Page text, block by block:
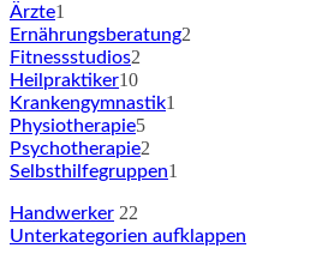
Ärzte1
Ernährungsberatung2
Fitnessstudios2
Heilpraktiker10
Krankengymnastik1
Physiotherapie5
Psychotherapie2
Selbsthilfegruppen1
Handwerker 22
Unterkategorien aufklappen